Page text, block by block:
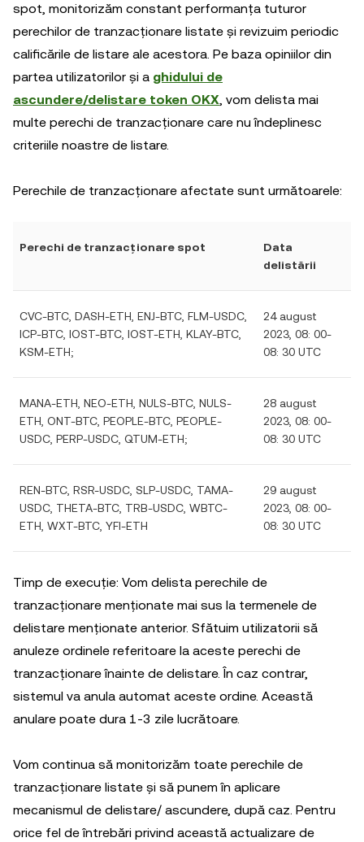
spot, monitorizăm constant performanța tuturor
perechilor de tranzacționare listate și revizuim periodic
calificările de listare ale acestora. Pe baza opiniilor din
partea utilizatorilor și a ghidului de
ascundere/delistare token OKX, vom delista mai
multe perechi de tranzacționare care nu îndeplinesc
criteriile noastre de listare.
Perechile de tranzacționare afectate sunt următoarele:
Perechi de tranzacționare spot
Data
delistării
CVC-BTC, DASH-ETH, ENJ-BTC, FLM-USDC,
ICP-BTC, IOST-BTC, IOST-ETH, KLAY-BTC,
KSM-ETH;
24 august
2023, 08: 00-
08: 30 UTC
MANA-ETH, NEO-ETH, NULS-BTC, NULS-
ETH, ONT-BTC, PEOPLE-BTC, PEOPLE-
USDC, PERP-USDC, QTUM-ETH;
28 august
2023, 08: 00-
08: 30 UTC
REN-BTC, RSR-USDC, SLP-USDC, TAMA-
USDC, THETA-BTC, TRB-USDC, WBTC-
ETH, WXT-BTC, YFI-ETH
29 august
2023, 08: 00-
08: 30 UTC
Timp de execuție: Vom delista perechile de
tranzacționare menționate mai sus la termenele de
delistare menționate anterior. Sfătuim utilizatorii să
anuleze ordinele referitoare la aceste perechi de
tranzacționare înainte de delistare. În caz contrar,
sistemul va anula automat aceste ordine. Această
anulare poate dura 1-3 zile lucrătoare.
Vom continua să monitorizăm toate perechile de
tranzacționare listate și să punem în aplicare
mecanismul de delistare/ ascundere, după caz. Pentru
orice fel de întrebări privind această actualizare de